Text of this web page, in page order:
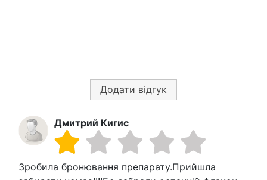
Додати відгук
Дмитрий Кигис
Зробила бронювання препарату.Прийшла